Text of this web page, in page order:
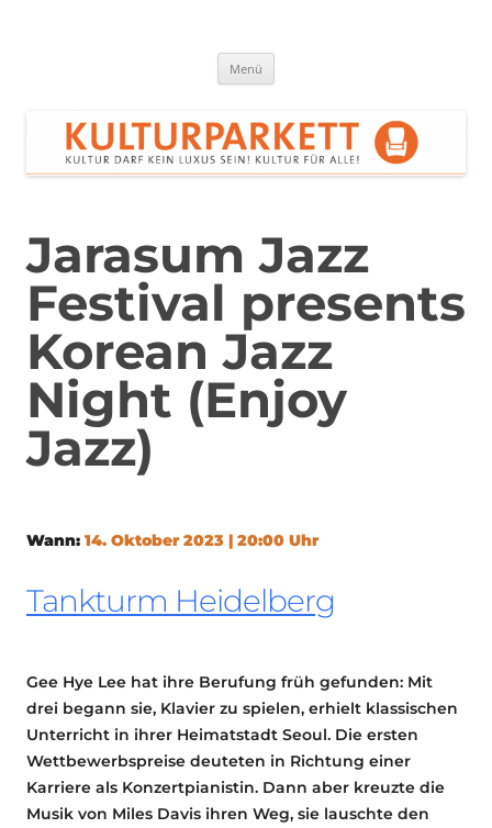
Menü
Jarasum Jazz
Festival presents
Korean Jazz
Night (Enjoy
Jazz)
Wann: 14. Oktober 2023 | 20:00 Uhr
Tankturm Heidelberg
Gee Hye Lee hat ihre Berufung früh gefunden: Mit
drei begann sie, Klavier zu spielen, erhielt klassischen
Unterricht in ihrer Heimatstadt Seoul. Die ersten
Wettbewerbspreise deuteten in Richtung einer
Karriere als Konzertpianistin. Dann aber kreuzte die
Musik von Miles Davis ihren Weg, sie lauschte den